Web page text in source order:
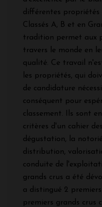
différentes propriétés
Classés A, B et en
tradition permet aux
travers le monde en
qualité. Ce travail
les propriétés, qui
de candidature
conséquent pour
classement. Ils sont
critères d'un cahier
dégustation, la
distribution,
conduite de
grands crus a été
a distingué 2 premiers
premiers grands crus